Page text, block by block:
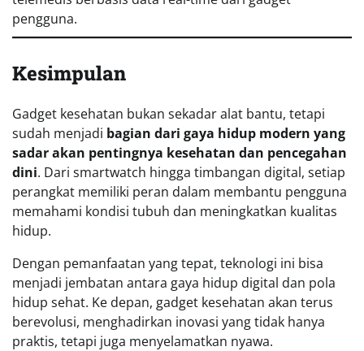
pengguna.
Kesimpulan
Gadget kesehatan bukan sekadar alat bantu, tetapi
sudah menjadi bagian dari gaya hidup modern yang
sadar akan pentingnya kesehatan dan pencegahan
dini. Dari smartwatch hingga timbangan digital, setiap
perangkat memiliki peran dalam membantu pengguna
memahami kondisi tubuh dan meningkatkan kualitas
hidup.
Dengan pemanfaatan yang tepat, teknologi ini bisa
menjadi jembatan antara gaya hidup digital dan pola
hidup sehat. Ke depan, gadget kesehatan akan terus
berevolusi, menghadirkan inovasi yang tidak hanya
praktis, tetapi juga menyelamatkan nyawa.